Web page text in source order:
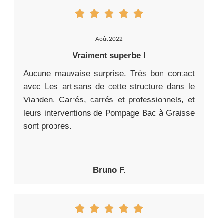
Août 2022
Vraiment superbe !
Aucune mauvaise surprise. Très bon contact
avec Les artisans de cette structure dans le
Vianden. Carrés, carrés et professionnels, et
leurs interventions de Pompage Bac à Graisse
sont propres.
Bruno F.